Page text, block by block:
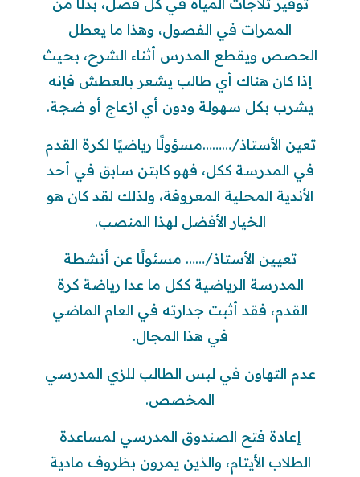
توفير ثلاجات المياه في كل فصل، بدلًا من
الممرات في الفصول، وهذا ما يعطل
الحصص ويقطع المدرس أثناء الشرح، بحيث
إذا كان هناك أي طالب يشعر بالعطش فإنه
يشرب بكل سهولة ودون أي ازعاج أو ضجة.
تعين الأستاذ/………مسؤولًا رياضيًا لكرة القدم
في المدرسة ككل، فهو كابتن سابق في أحد
الأندية المحلية المعروفة، ولذلك لقد كان هو
الخيار الأفضل لهذا المنصب.
تعيين الأستاذ/…… مسئولًا عن أنشطة
المدرسة الرياضية ككل ما عدا رياضة كرة
القدم، فقد أثبت جدارته في العام الماضي
في هذا المجال.
عدم التهاون في لبس الطالب للزي المدرسي
المخصص.
إعادة فتح الصندوق المدرسي لمساعدة
الطلاب الأيتام، والذين يمرون بظروف مادية